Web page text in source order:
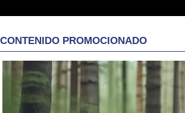
CONTENIDO PROMOCIONADO